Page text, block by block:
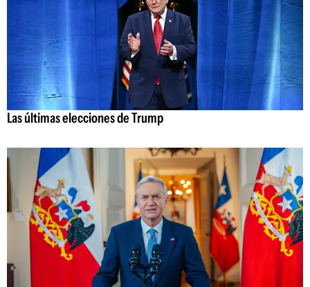
Las últimas elecciones de Trump